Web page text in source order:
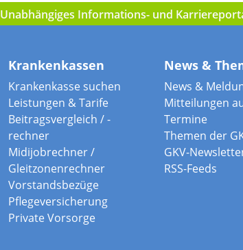
Unabhängiges Informations- und
Krankenkassen
Krankenkasse suchen
Leistungen & Tarife
Beitragsvergleich / -
rechner
Midijobrechner /
Gleitzonenrechner
Vorstandsbezüge
Pflegeversicherung
Private Vorsorge
News &
News &
Mitteilungen
Termine
Themen der
GKV-
RSS-Feeds